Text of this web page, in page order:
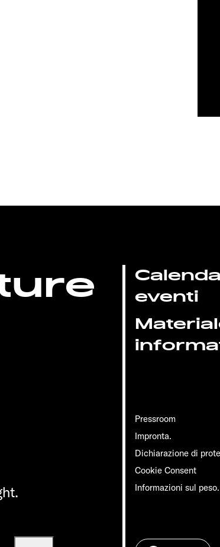
eventi
Pressroom
Impronta.
Dichiarazione di
Cookie Consent
Informazioni sul peso.